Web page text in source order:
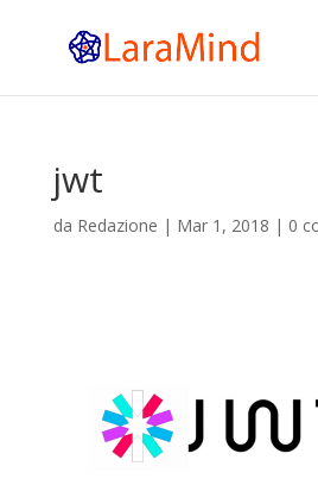
jwt
da Redazione | Mar 1, 2018 | 0